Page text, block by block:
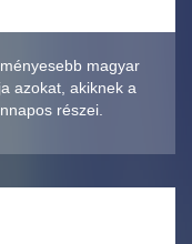
magyar
azokat, akiknek a
részei.